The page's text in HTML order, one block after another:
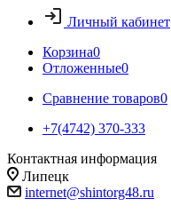
Личный кабинет
Корзина0
Отложенные0
Сравнение товаров0
+7(4742) 370-333
Контактная информация
Липецк
internet@shintorg48.ru